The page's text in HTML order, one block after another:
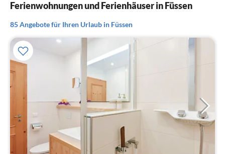
Ferienwohnungen und Ferienhäuser in Füssen
85 Angebote für Ihren Urlaub in Füssen